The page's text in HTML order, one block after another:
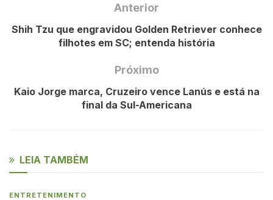
Anterior
Shih Tzu que engravidou Golden Retriever conhece
filhotes em SC; entenda história
Próximo
Kaio Jorge marca, Cruzeiro vence Lanús e está na
final da Sul-Americana
LEIA TAMBÉM
ENTRETENIMENTO